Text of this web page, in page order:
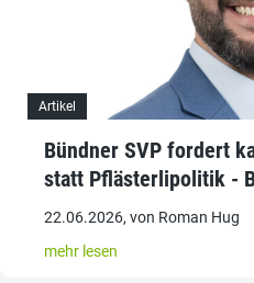
Artikel
Bündner SVP fordert
statt Pflästerlipolitik -
22.06.2026, von Roman Hug
mehr lesen